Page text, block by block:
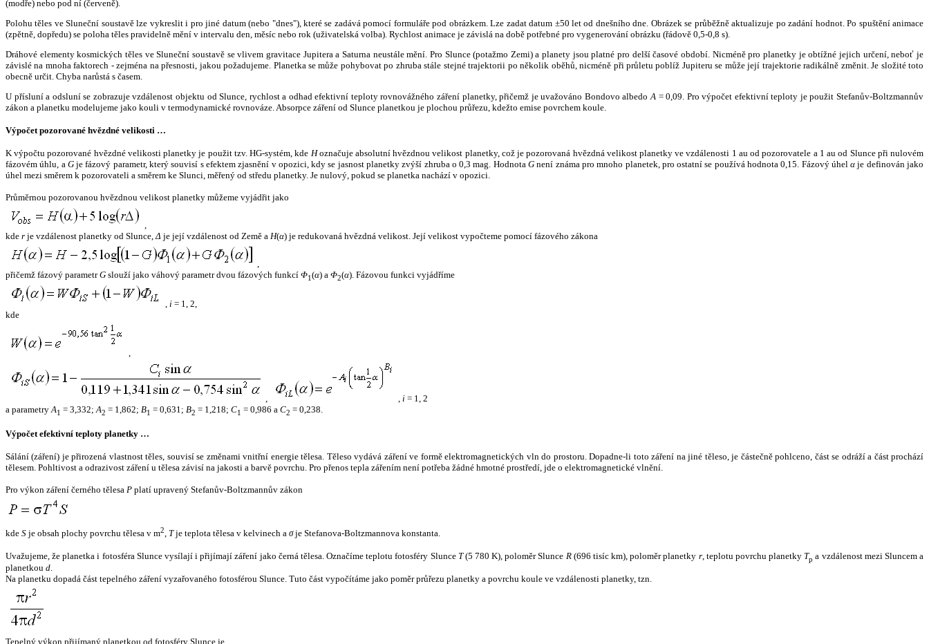
(modře) nebo pod ní (červeně).
Polohu těles ve Sluneční soustavě lze vykreslit i pro jiné datum (nebo "dnes"), které se zadává pomocí formuláře pod obrázkem. Lze zadat datum ±50 let od dnešního dne. Obrázek se průběžně aktualizuje po zadání hodnot. Po spuštění animace
(zpětně, dopředu) se poloha těles pravidelně mění v intervalu den, měsíc nebo rok (uživatelská volba). Rychlost animace je závislá na době potřebné pro vygenerování obrázku (řádově 0,5-0,8 s).
Dráhové elementy kosmických těles ve Sluneční soustavě se vlivem gravitace Jupitera a Saturna neustále mění. Pro Slunce (potažmo Zemi) a planety jsou platné pro delší časové období. Nicméně pro planetky je obtížné jejich určení, neboť je
závislé na mnoha faktorech - zejména na přesnosti, jakou požadujeme. Planetka se může pohybovat po zhruba stále stejné trajektorii po několik oběhů, nicméně při průletu poblíž Jupiteru se může její trajektorie radikálně změnit. Je složité toto
obecně určit. Chyba narůstá s časem.
U přísluní a odsluní se zobrazuje vzdálenost objektu od Slunce, rychlost a odhad efektivní teploty rovnovážného záření planetky, přičemž je uvažováno Bondovo albedo A = 0,09. Pro výpočet efektivní teploty je použit Stefanův-Boltzmannův
zákon a planetku modelujeme jako kouli v termodynamické rovnováze. Absorpce záření od Slunce planetkou je plochou průřezu, kdežto emise povrchem koule.
Výpočet pozorované hvězdné velikosti …
K výpočtu pozorované hvězdné velikosti planetky je použit tzv. HG-systém, kde Hoznačuje absolutní hvězdnou velikost planetky, což je pozorovaná hvězdná velikost planetky ve vzdálenosti 1 au od pozorovatele a 1 au od Slunce při nulovém
fázovém úhlu, a Gje fázový parametr, který souvisí s efektem zjasnění v opozici, kdy se jasnost planetky zvýší zhruba o 0,3 mag. HodnotaG není známa pro mnoho planetek, pro ostatní se používá hodnota 0,15. Fázový úhelα je definován jako
úhel mezi směrem k pozorovateli a směrem ke Slunci, měřený od středu planetky. Je nulový, pokud se planetka nachází v opozici.
Průměrnou pozorovanou hvězdnou velikost planetky můžeme vyjádřit jako
,
kde r je vzdálenost planetky od Slunce,Δ je její vzdálenost od Země a H(α) je redukovaná hvězdná velikost. Její velikost vypočteme pomocí fázového zákona
,
přičemž fázový parametrG slouží jako váhový parametr dvou fázových funkcí Φ1(α) a Φ2(α). Fázovou funkci vyjádříme
, i = 1, 2,
kde
,
, , i = 1, 2
a parametryA1 = 3,332;A2 = 1,862; B1 = 0,631; B2 = 1,218; C1 = 0,986 a C2 = 0,238.
Výpočet efektivní teploty planetky …
Sálání (záření) je přirozená vlastnost těles, souvisí se změnami vnitřní energie tělesa. Těleso vydává záření ve formě elektromagnetických vln do prostoru. Dopadne-li toto záření na jiné těleso, je částečně pohlceno, část se odráží a část prochází
tělesem. Pohltivost a odrazivost záření u tělesa závisí na jakosti a barvě povrchu. Pro přenos tepla zářením není potřeba žádné hmotné prostředí, jde o elektromagnetické vlnění.
Pro výkon záření černého tělesa P platí upravený Stefanův-Boltzmannův zákon
kde S je obsah plochy povrchu tělesa v m2, Tje teplota tělesa v kelvinech a σje Stefanova-Boltzmannova konstanta.
Uvažujeme, že planetka i fotosféra Slunce vysílají i přijímají záření jako černá tělesa. Označíme teplotu fotosféry Slunce T(5 780 K), poloměr Slunce R(696 tisíc km), poloměr planetky r, teplotu povrchu planetky Tp a vzdálenost mezi Sluncem a
planetkou d.
Na planetku dopadá část tepelného záření vyzařovaného fotosférou Slunce. Tuto část vypočítáme jako poměr průřezu planetky a povrchu koule ve vzdálenosti planetky, tzn.
Tepelný výkon přijímaný planetkou od fotosféry Slunce je